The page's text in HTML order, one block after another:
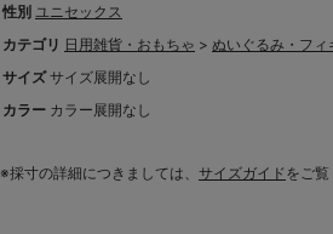
性別 ユニセックス
カテゴリ 日用雑貨・おもちゃ > ぬいぐるみ・フィ
サイズ サイズ展開なし
カラー カラー展開なし
※採寸の詳細につきましては、 サイズガイドをご覧